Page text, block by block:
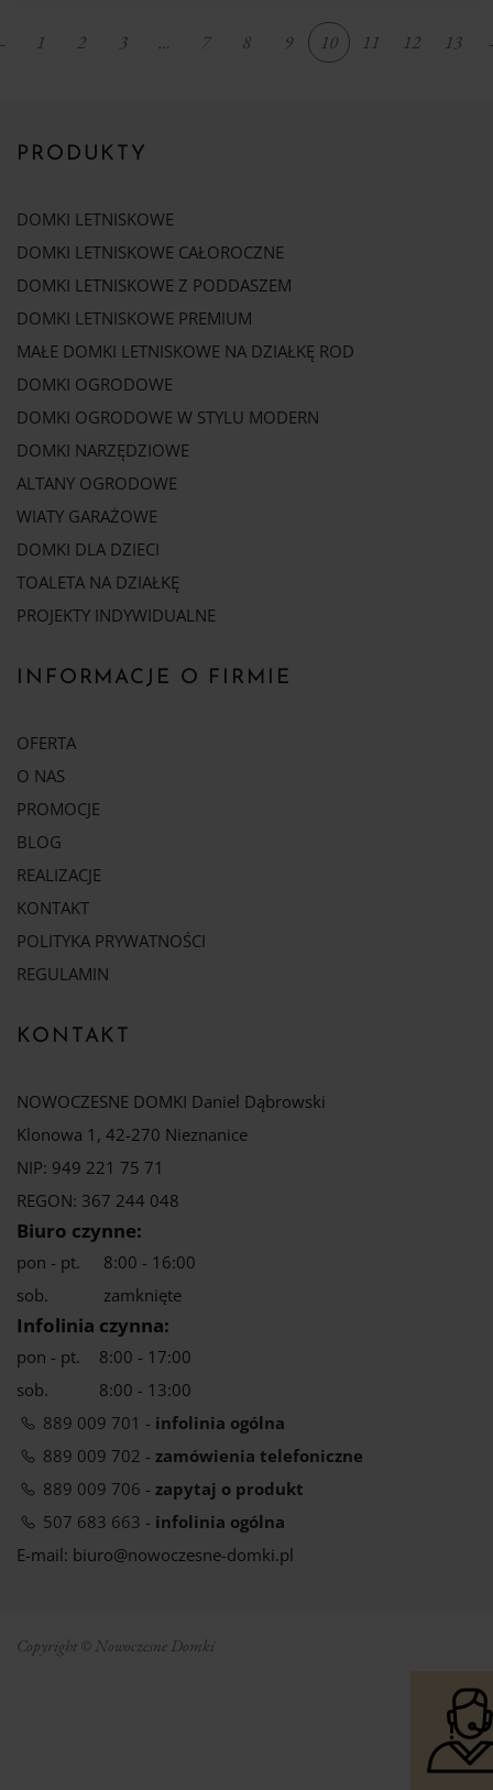
1 2 3 … 7 8 9 10 11 12 13
PRODUKTY
DOMKI LETNISKOWE
DOMKI LETNISKOWE CAŁOROCZNE
DOMKI LETNISKOWE Z PODDASZEM
DOMKI LETNISKOWE PREMIUM
MAŁE DOMKI LETNISKOWE NA DZIAŁKĘ ROD
DOMKI OGRODOWE
DOMKI OGRODOWE W STYLU MODERN
DOMKI NARZĘDZIOWE
ALTANY OGRODOWE
WIATY GARAŻOWE
DOMKI DLA DZIECI
TOALETA NA DZIAŁKĘ
PROJEKTY INDYWIDUALNE
INFORMACJE O FIRMIE
OFERTA
O NAS
PROMOCJE
BLOG
REALIZACJE
KONTAKT
POLITYKA PRYWATNOŚCI
REGULAMIN
KONTAKT
NOWOCZESNE DOMKI Daniel Dąbrowski
Klonowa 1, 42-270 Nieznanice
NIP: 949 221 75 71
REGON: 367 244 048
Biuro czynne:
pon - pt.
8:00 - 16:00
sob.
zamknięte
Infolinia czynna:
pon - pt.
8:00 - 17:00
sob.
8:00 - 13:00
889 009 701 - infolinia ogólna
889 009 702 - zamówienia telefoniczne
889 009 706 - zapytaj o produkt
507 683 663 - infolinia ogólna
E-mail: biuro@nowoczesne-domki.pl
Copyright © Nowoczesne Domki